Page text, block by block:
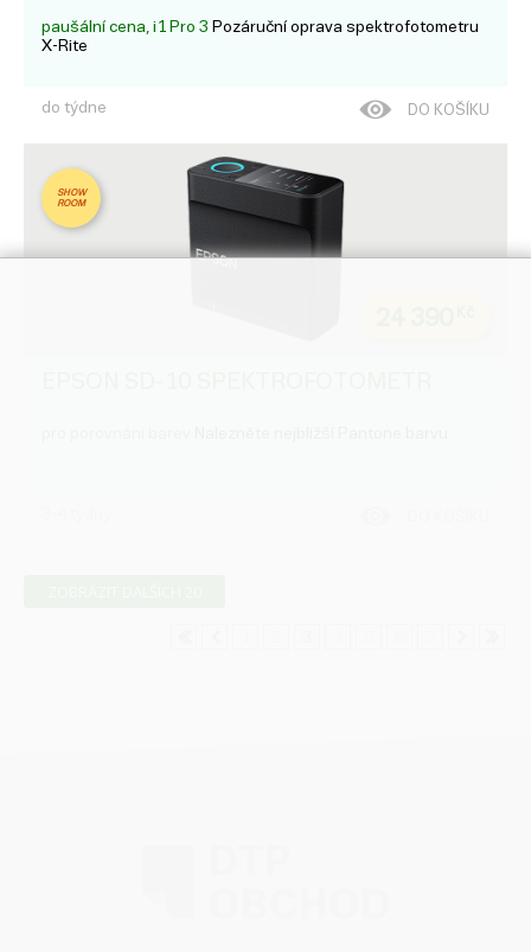
paušální cena, i1 Pro 3 Pozáruční oprava spektrofotometru
X-Rite
do týdne DO KOŠÍKU
SHOW
ROOM